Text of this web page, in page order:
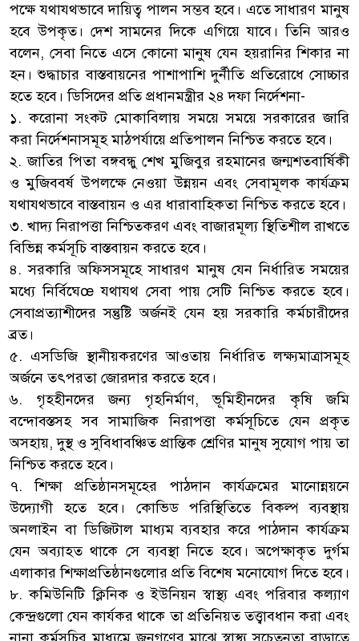
পক্ষে যথাযথভাবে দায়িত্ব পালন সম্ভব হবে। এতে সাধারণ মানুষ
হবে উপকৃত। দেশ সামনের দিকে এগিয়ে যাবে। তিনি আরও
বলেন, সেবা নিতে এসে কোনো মানুষ যেন হয়রানির শিকার না
হন। শুদ্ধাচার বাস্তবায়নের পাশাপাশি দুর্নীতি প্রতিরোধে সোচ্চার
হতে হবে। ডিসিদের প্রতি প্রধানমন্ত্রীর ২৪ দফা নির্দেশনা-
১. করোনা সংকট মোকাবিলায় সময়ে সময়ে সরকারের জারি
করা নির্দেশনাসমূহ মাঠপর্যায়ে প্রতিপালন নিশ্চিত করতে হবে।
২. জাতির পিতা বঙ্গবন্ধু শেখ মুজিবুর রহমানের জন্মশতবার্ষিকী
ও মুজিববর্ষ উপলক্ষে নেওয়া উন্নয়ন এবং সেবামূলক কার্যক্রম
যথাযথভাবে বাস্তবায়ন ও এর ধারাবাহিকতা নিশ্চিত করতে হবে।
৩. খাদ্য নিরাপত্তা নিশ্চিতকরণ এবং বাজারমূল্য স্থিতিশীল রাখতে
বিভিন্ন কর্মসূচি বাস্তবায়ন করতে হবে।
৪. সরকারি অফিসসমূহে সাধারণ মানুষ যেন নির্ধারিত সময়ের
মধ্যে নির্বিঘেœ যথাযথ সেবা পায় সেটি নিশ্চিত করতে হবে।
সেবাপ্রত্যাশীদের সন্তুষ্টি অর্জনই যেন হয় সরকারি কর্মচারীদের
ব্রত।
৫. এসডিজি স্থানীয়করণের আওতায় নির্ধারিত লক্ষ্যমাত্রাসমূহ
অর্জনে তৎপরতা জোরদার করতে হবে।
৬. গৃহহীনদের জন্য গৃহনির্মাণ, ভূমিহীনদের কৃষি জমি
বন্দোবস্তসহ সব সামাজিক নিরাপত্তা কর্মসূচিতে যেন প্রকৃত
অসহায়, দুস্থ ও সুবিধাবঞ্চিত প্রান্তিক শ্রেণির মানুষ সুযোগ পায় তা
নিশ্চিত করতে হবে।
৭. শিক্ষা প্রতিষ্ঠানসমূহের পাঠদান কার্যক্রমের মানোন্নয়নে
উদ্যোগী হতে হবে। কোভিড পরিস্থিতিতে বিকল্প ব্যবস্থায়
অনলাইন বা ডিজিটাল মাধ্যম ব্যবহার করে পাঠদান কার্যক্রম
যেন অব্যাহত থাকে সে ব্যবস্থা নিতে হবে। অপেক্ষাকৃত দুর্গম
এলাকার শিক্ষাপ্রতিষ্ঠানগুলোর প্রতি বিশেষ মনোযোগ দিতে হবে।
৮. কমিউনিটি ক্লিনিক ও ইউনিয়ন স্বাস্থ্য এবং পরিবার কল্যাণ
কেন্দ্রগুলো যেন কার্যকর থাকে তা প্রতিনিয়ত তত্ত্বাবধান করা এবং